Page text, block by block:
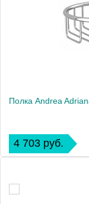
Полка Andrea
4 703 руб.